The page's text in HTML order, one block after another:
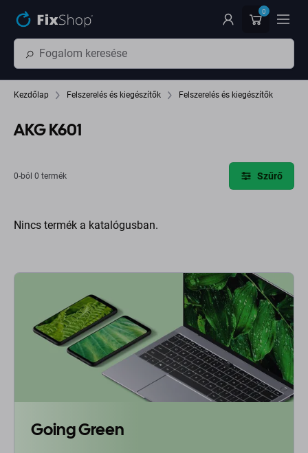
0
Kezdőlap Felszerelés és kiegészítők Felszerelés és kiegészítők
AKG K601
0-ból 0 termék Szűrő
Nincs termék a katalógusban.
Going Green